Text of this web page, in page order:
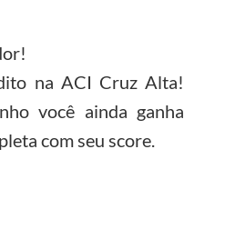
na ACI Cruz Alta!
você ainda ganha
com seu score.